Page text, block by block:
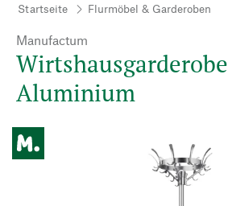
Startseite Flurmöbel & Garderoben
Manufactum
Wirtshausgarderobe
Aluminium